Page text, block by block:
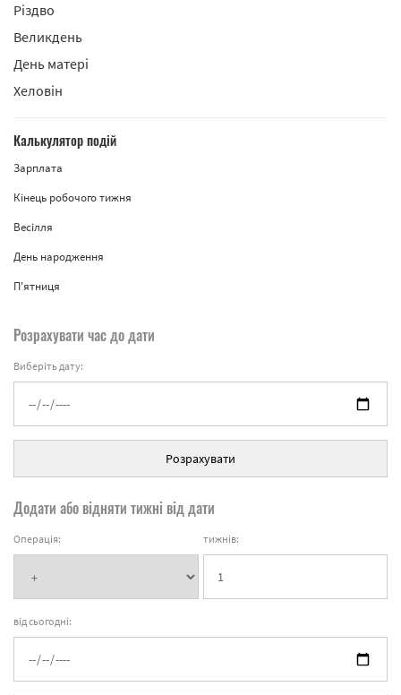
Різдво
Великдень
День матері
Хеловін
Калькулятор подій
Зарплата
Кінець робочого тижня
Весілля
День народження
П'ятниця
Розрахувати час до дати
Виберіть дату:
Розрахувати
Додати або відняти тижні від дати
Операція: тижнів:
від сьогодні: